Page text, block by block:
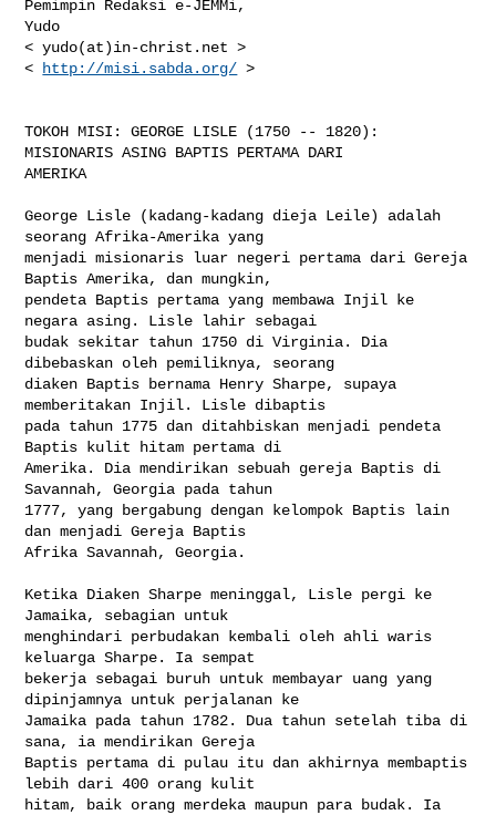
Pemimpin Redaksi e-JEMMi,
Yudo
< yudo(at)in-christ.net >
<
http://misi.sabda.org/ >
TOKOH MISI: GEORGE LISLE (1750 -- 1820):
MISIONARIS ASING BAPTIS PERTAMA DARI
AMERIKA
George Lisle (kadang-kadang dieja Leile) adalah
seorang Afrika-Amerika yang
menjadi misionaris luar negeri pertama dari Gereja
Baptis Amerika, dan mungkin,
pendeta Baptis pertama yang membawa Injil ke
negara asing. Lisle lahir sebagai
budak sekitar tahun 1750 di Virginia. Dia
dibebaskan oleh pemiliknya, seorang
diaken Baptis bernama Henry Sharpe, supaya
memberitakan Injil. Lisle dibaptis
pada tahun 1775 dan ditahbiskan menjadi pendeta
Baptis kulit hitam pertama di
Amerika. Dia mendirikan sebuah gereja Baptis di
Savannah, Georgia pada tahun
1777, yang bergabung dengan kelompok Baptis lain
dan menjadi Gereja Baptis
Afrika Savannah, Georgia.
Ketika Diaken Sharpe meninggal, Lisle pergi ke
Jamaika, sebagian untuk
menghindari perbudakan kembali oleh ahli waris
keluarga Sharpe. Ia sempat
bekerja sebagai buruh untuk membayar uang yang
dipinjamnya untuk perjalanan ke
Jamaika pada tahun 1782. Dua tahun setelah tiba di
sana, ia mendirikan Gereja
Baptis pertama di pulau itu dan akhirnya membaptis
lebih dari 400 orang kulit
hitam, baik orang merdeka maupun para budak. Ia